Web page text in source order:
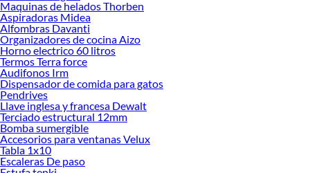
Encuentra una amplia variedad de productos de Bottom Freezer en Sodimac.
Encuentra todo lo necesario para tus proyectos de renovación y decoración.
¡Visítanos y haz tus ideas realidad!
Maquinas de helados Thorben
Aspiradoras Midea
Alfombras Davanti
Organizadores de cocina Aizo
Horno electrico 60 litros
Termos Terra force
Audifonos Irm
Dispensador de comida para gatos
Pendrives
Llave inglesa y francesa Dewalt
Terciado estructural 12mm
Bomba sumergible
Accesorios para ventanas Velux
Tabla 1x10
Escaleras De paso